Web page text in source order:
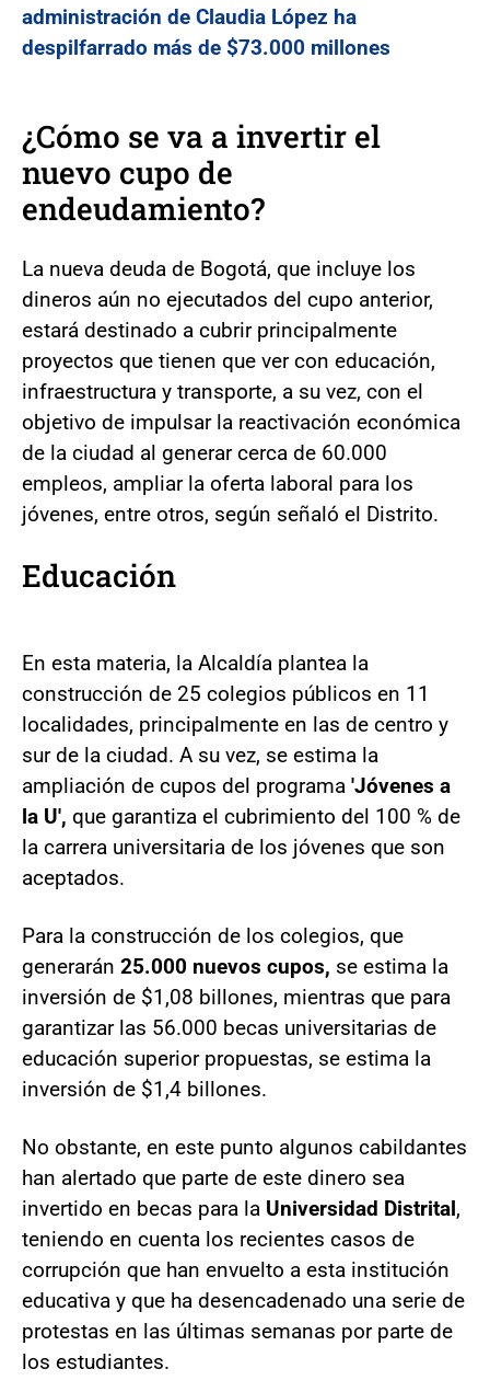
administración de Claudia López ha
despilfarrado más de $73.000 millones
¿Cómo se va a invertir el
nuevo cupo de
endeudamiento?
La nueva deuda de Bogotá, que incluye los
dineros aún no ejecutados del cupo anterior,
estará destinado a cubrir principalmente
proyectos que tienen que ver con educación,
infraestructura y transporte, a su vez, con el
objetivo de impulsar la reactivación económica
de la ciudad al generar cerca de 60.000
empleos, ampliar la oferta laboral para los
jóvenes, entre otros, según señaló el Distrito.
Educación
En esta materia, la Alcaldía plantea la
construcción de 25 colegios públicos en 11
localidades, principalmente en las de centro y
sur de la ciudad. A su vez, se estima la
ampliación de cupos del programa 'Jóvenes a
la U', que garantiza el cubrimiento del 100 % de
la carrera universitaria de los jóvenes que son
aceptados.
Para la construcción de los colegios, que
generarán 25.000 nuevos cupos, se estima la
inversión de $1,08 billones, mientras que para
garantizar las 56.000 becas universitarias de
educación superior propuestas, se estima la
inversión de $1,4 billones.
No obstante, en este punto algunos cabildantes
han alertado que parte de este dinero sea
invertido en becas para la Universidad Distrital,
teniendo en cuenta los recientes casos de
corrupción que han envuelto a esta institución
educativa y que ha desencadenado una serie de
protestas en las últimas semanas por parte de
los estudiantes.